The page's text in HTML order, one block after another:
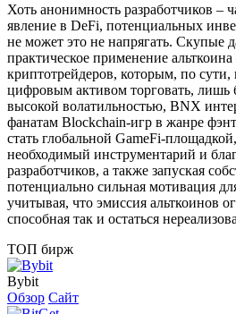
Хоть анонимность разработчиков –
явление в DeFi, потенциальных
не может это не напрягать. Скупые
практическое применение альткоина
криптотрейдеров, которым, по сути,
цифровым активом торговать, лишь
высокой волатильностью, BNX
фанатам Blockchain-игр в жанре
стать глобальной GameFi-
необходимый инструментарий и
разработчиков, а также запуская
потенциально сильная мотивация
учитывая, что эмиссия альткоинов
способная так и остаться
ТОП бирж
Bybit
Обзор Сайт